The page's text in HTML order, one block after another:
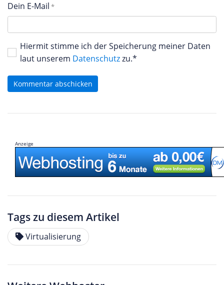
Dein E-Mail
Hiermit stimme ich der Speicherung meiner Daten
laut unserem Datenschutzzu.*
Kommentar abschicken
Anzeige
Tags zu diesem Artikel
Virtualisierung